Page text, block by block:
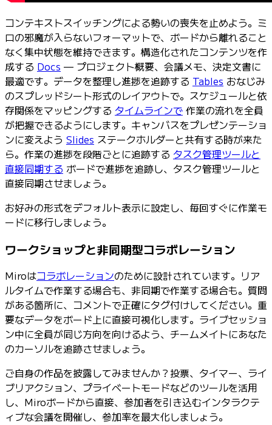
コンテキストスイッチングによる勢いの喪失を止めよう。ミ
ロの邪魔が入らないフォーマットで、ボードから離れること
なく集中状態を維持できます。構造化されたコンテンツを作
成する Docs — プロジェクト概要、会議メモ、決定文書に
最適です。データを整理し進捗を追跡する Tables おなじみ
のスプレッドシート形式のレイアウトで。スケジュールと依
存関係をマッピングする タイムラインで 作業の流れを全員
が把握できるようにします。キャンバスをプレゼンテーショ
ンに変えよう Slides ステークホルダーと共有する時が来た
ら。作業の進捗を段階ごとに追跡する タスク管理ツールと
直接同期する ボードで進捗を追跡し、タスク管理ツールと
直接同期させましょう。
お好みの形式をデフォルト表示に設定し、毎回すぐに作業モ
ードに移行しましょう。
ワークショップと非同期型コラボレーション
Miroはコラボレーションのために設計されています。リア
ルタイムで作業する場合も、非同期で作業する場合も。質問
がある箇所に、コメントで正確にタグ付けしてください。重
要なデータをボード上に直接可視化します。ライブセッショ
ン中に全員が同じ方向を向けるよう、チームメイトにあなた
のカーソルを追跡させましょう。
ご自身の作品を披露してみませんか？投票、タイマー、ライ
ブリアクション、プライベートモードなどのツールを活用
し、Miroボードから直接、参加者を引き込むインタラクテ
ィブな会議を開催し、参加率を最大化しましょう。